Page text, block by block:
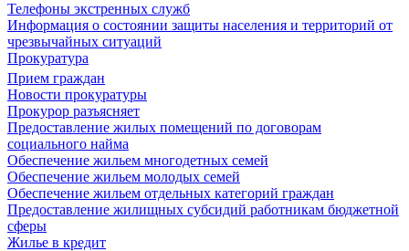
Телефоны экстренных служб
Информация о состоянии защиты населения и территорий от
чрезвычайных ситуаций
Прокуратура
Прием граждан
Новости прокуратуры
Прокурор разъясняет
Предоставление жилых помещений по договорам
социального найма
Обеспечение жильем многодетных семей
Обеспечение жильем молодых семей
Обеспечение жильем отдельных категорий граждан
Предоставление жилищных субсидий работникам бюджетной
сферы
Жилье в кредит